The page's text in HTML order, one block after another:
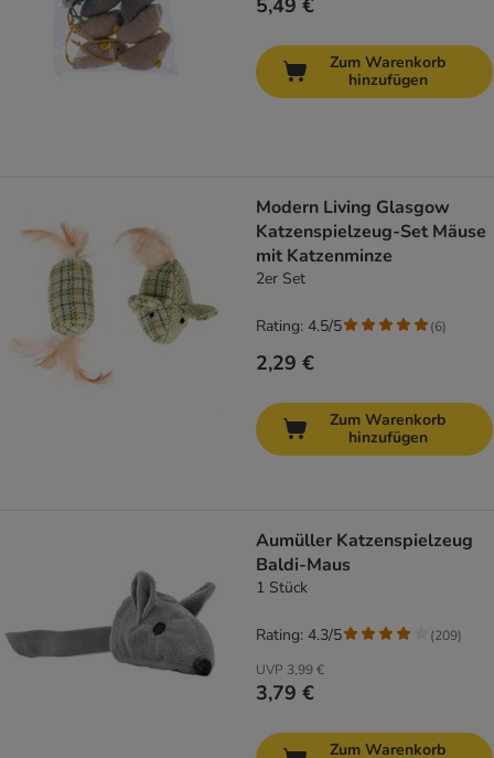
5,49 €
Zum Warenkorb
hinzufügen
Modern Living Glasgow
Katzenspielzeug-Set Mäuse
mit Katzenminze
2er Set
2,29 €
Rating: 4.5/5 (6)
Zum Warenkorb
hinzufügen
Aumüller Katzenspielzeug
Baldi-Maus
1 Stück
UVP 3,99 €
3,79 €
Rating: 4.3/5 (209)
Zum Warenkorb